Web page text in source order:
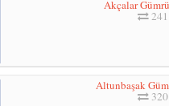
Akçalar
241
Altunbaşak
320